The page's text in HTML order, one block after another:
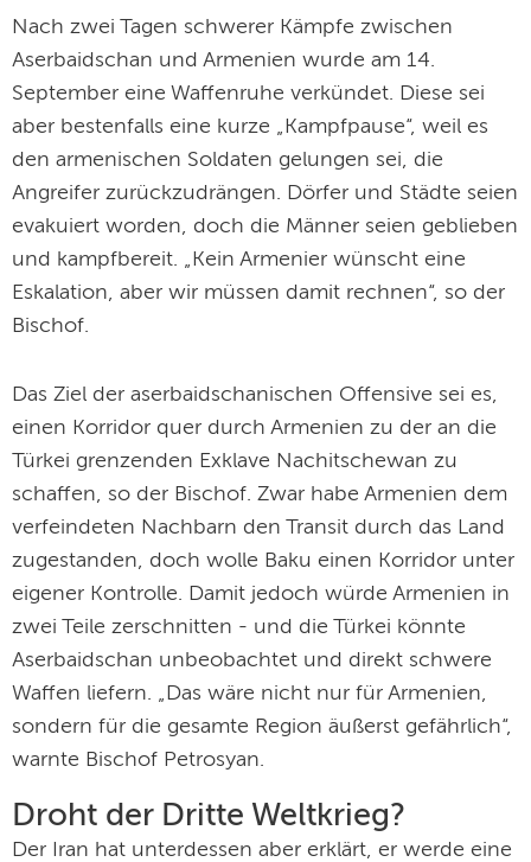
Nach zwei Tagen schwerer Kämpfe zwischen
Aserbaidschan und Armenien wurde am 14.
September eine Waffenruhe verkündet. Diese sei
aber bestenfalls eine kurze „Kampfpause“, weil es
den armenischen Soldaten gelungen sei, die
Angreifer zurückzudrängen. Dörfer und Städte seien
evakuiert worden, doch die Männer seien geblieben
und kampfbereit. „Kein Armenier wünscht eine
Eskalation, aber wir müssen damit rechnen“, so der
Bischof.
Das Ziel der aserbaidschanischen Offensive sei es,
einen Korridor quer durch Armenien zu der an die
Türkei grenzenden Exklave Nachitschewan zu
schaffen, so der Bischof. Zwar habe Armenien dem
verfeindeten Nachbarn den Transit durch das Land
zugestanden, doch wolle Baku einen Korridor unter
eigener Kontrolle. Damit jedoch würde Armenien in
zwei Teile zerschnitten - und die Türkei könnte
Aserbaidschan unbeobachtet und direkt schwere
Waffen liefern. „Das wäre nicht nur für Armenien,
sondern für die gesamte Region äußerst gefährlich“,
warnte Bischof Petrosyan.
Droht der Dritte Weltkrieg?
Der Iran hat unterdessen aber erklärt, er werde eine